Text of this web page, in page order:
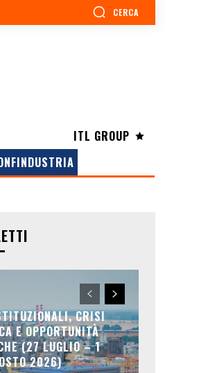
CERCA
ITL GROUP
CRISI
E OPPORTUNITÀ
(27 LUGLIO – 1
2026)